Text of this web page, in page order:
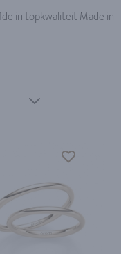
in topkwaliteit Made in